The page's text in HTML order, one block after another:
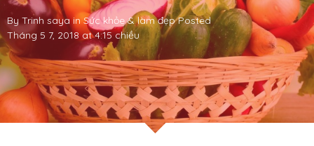
By Trinh saya in Sức khỏe & làm đẹp Posted
Tháng 5 7, 2018 at 4:15 chiều